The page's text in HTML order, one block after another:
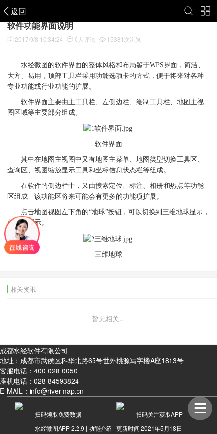
返回
软件功能界面说明
2017/9/8 10:34:24 0 人评论 15381 次浏览
水经微图的软件界面的整体风格和布局鉴于WPS界面，简洁、
大方、易用，顶部工具栏采用功能选项卡的方式，便于将来对各种
专业功能或行业功能的扩展。
软件界面主要由主工具栏、左侧边栏、绘制工具栏、地图主视
图区域等主要部分组成。
软件界面
其中在地图主视图中又有地图主菜单、地图类型切换工具区、
查询区、视图缩放显示工具和坐标信息状态栏等组成。
在软件的侧边栏中，又由搜索定位、标注、相册和热点等功能
区组成，该功能区将来可能会有更多的功能项扩展。
点击地图视图左下角的“地球”按钮，可以切换到三维地球显示，
如下图所示。
三维地球
相关资讯
暂无相关...
成都水经软件有限公司
地址：成都市武侯区科华北路65号世外桃源写字楼A座1813号
客服电话： 400-028-0050
座机电话： 028-84593824
E-MAIL：info@rivermap.cn
扫码领取免费数据
扫码关注获取APP
水经微图APP 2.2.9 | 功能介绍 | 更新时间 2021年5月18日